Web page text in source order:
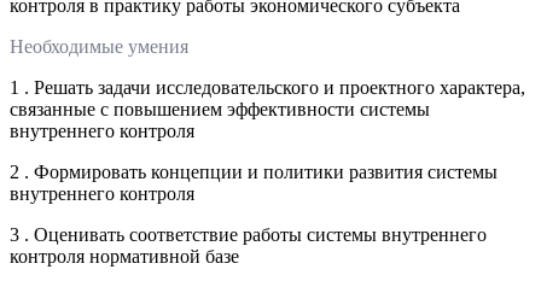
контроля в практику работы экономического субъекта
Необходимые умения
1 . Решать задачи исследовательского и проектного характера,
связанные с повышением эффективности системы
внутреннего контроля
2 . Формировать концепции и политики развития системы
внутреннего контроля
3 . Оценивать соответствие работы системы внутреннего
контроля нормативной базе